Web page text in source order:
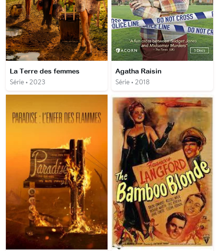
La Terre des femmes
Série • 2023
Agatha Raisin
Série • 2018